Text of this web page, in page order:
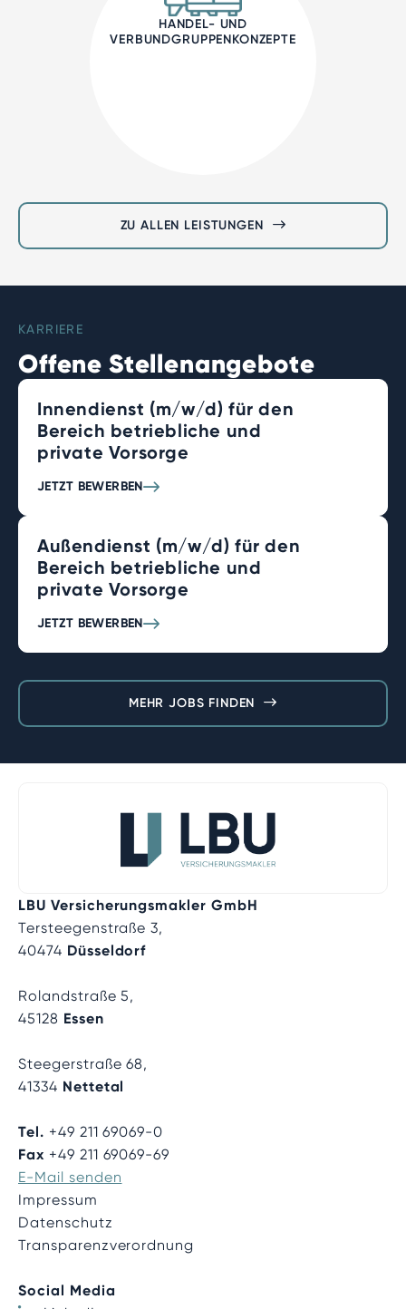
HANDEL- UND
VERBUNDGRUPPENKONZEPTE
ZU ALLEN LEISTUNGEN
KARRIERE
Offene Stellenangebote
Innendienst (m/w/d) für den
Bereich betriebliche und
private Vorsorge
JETZT BEWERBEN
Außendienst (m/w/d) für den
Bereich betriebliche und
private Vorsorge
JETZT BEWERBEN
MEHR JOBS FINDEN
LBU Versicherungsmakler GmbH
Tersteegenstraße 3,
40474 Düsseldorf
Rolandstraße 5,
45128 Essen
Steegerstraße 68,
41334 Nettetal
Tel. +49 211 69069-0
Fax +49 211 69069-69
E-Mail senden
Impressum
Datenschutz
Transparenzverordnung
Social Media